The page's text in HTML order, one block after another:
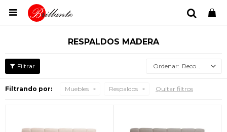

RESPALDOS MADERA
Recomendados
Filtrando por: Muebles Respaldos Quitar filtros